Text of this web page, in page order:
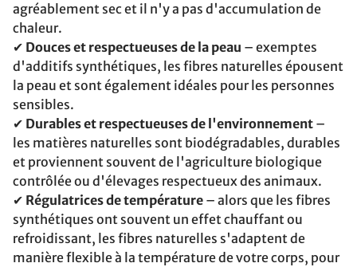
agréablement sec et il n'y a pas d'accumulation de
chaleur.
✔ Douces et respectueuses de la peau – exemptes
d'additifs synthétiques, les fibres naturelles épousent
la peau et sont également idéales pour les personnes
sensibles.
✔ Durables et respectueuses de l'environnement –
les matières naturelles sont biodégradables, durables
et proviennent souvent de l'agriculture biologique
contrôlée ou d'élevages respectueux des animaux.
✔ Régulatrices de température – alors que les fibres
synthétiques ont souvent un effet chauffant ou
refroidissant, les fibres naturelles s'adaptent de
manière flexible à la température de votre corps, pour